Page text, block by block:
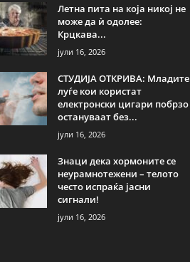
Летна пита на која никој не
може да ѝ одолее:
Крцкава...
јули 16, 2026
СТУДИЈА ОТКРИВА: Младите
луѓе кои користат
електронски цигари побрзо
остануваат без...
јули 16, 2026
Знаци дека хормоните се
неурамнотежени – телото
често испраќа јасни
сигнали!
јули 16, 2026